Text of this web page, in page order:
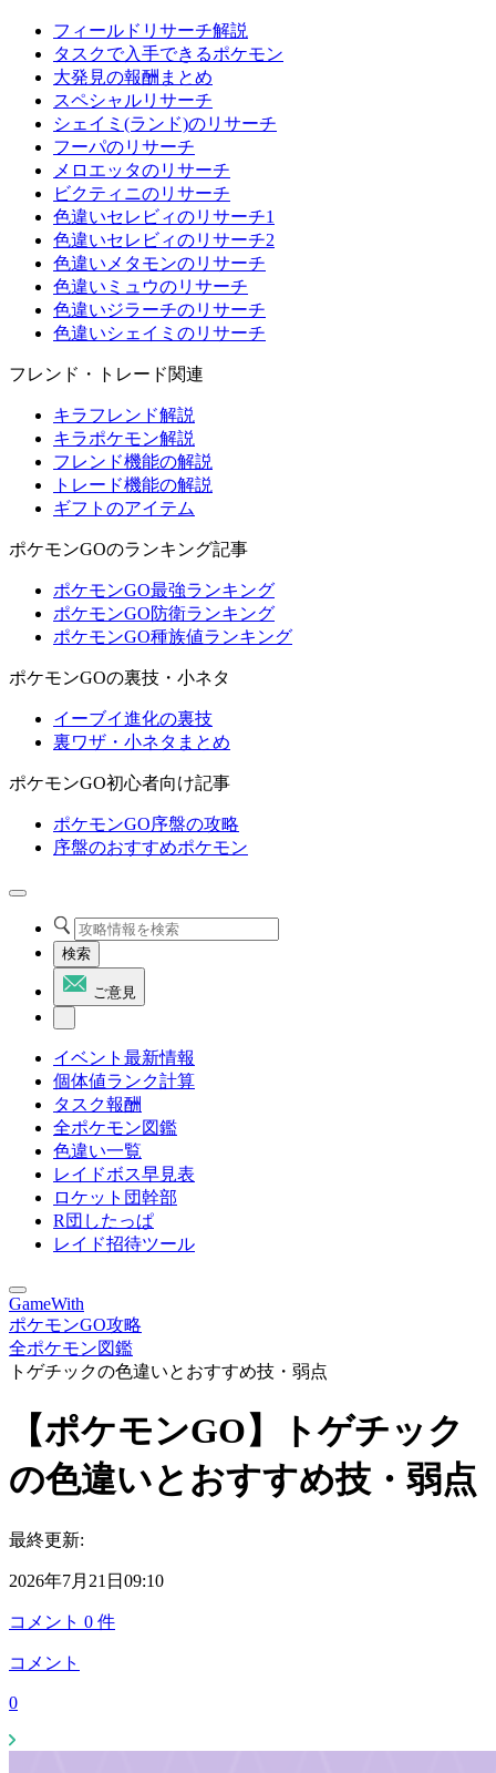
フィールドリサーチ解説
タスクで入手できるポケモン
大発見の報酬まとめ
スペシャルリサーチ
シェイミ(ランド)のリサーチ
フーパのリサーチ
メロエッタのリサーチ
ビクティニのリサーチ
色違いセレビィのリサーチ1
色違いセレビィのリサーチ2
色違いメタモンのリサーチ
色違いミュウのリサーチ
色違いジラーチのリサーチ
色違いシェイミのリサーチ
フレンド・トレード関連
キラフレンド解説
キラポケモン解説
フレンド機能の解説
トレード機能の解説
ギフトのアイテム
ポケモンGOのランキング記事
ポケモンGO最強ランキング
ポケモンGO防衛ランキング
ポケモンGO種族値ランキング
ポケモンGOの裏技・小ネタ
イーブイ進化の裏技
裏ワザ・小ネタまとめ
ポケモンGO初心者向け記事
ポケモンGO序盤の攻略
序盤のおすすめポケモン
検索
ご意見
イベント最新情報
個体値ランク計算
タスク報酬
全ポケモン図鑑
色違い一覧
レイドボス早見表
ロケット団幹部
R団したっぱ
レイド招待ツール
GameWith
ポケモンGO攻略
全ポケモン図鑑
トゲチックの色違いとおすすめ技・弱点
【ポケモンGO】トゲチック
の色違いとおすすめ技・弱点
最終更新:
2026年7月21日09:10
コメント 0 件
コメント
0